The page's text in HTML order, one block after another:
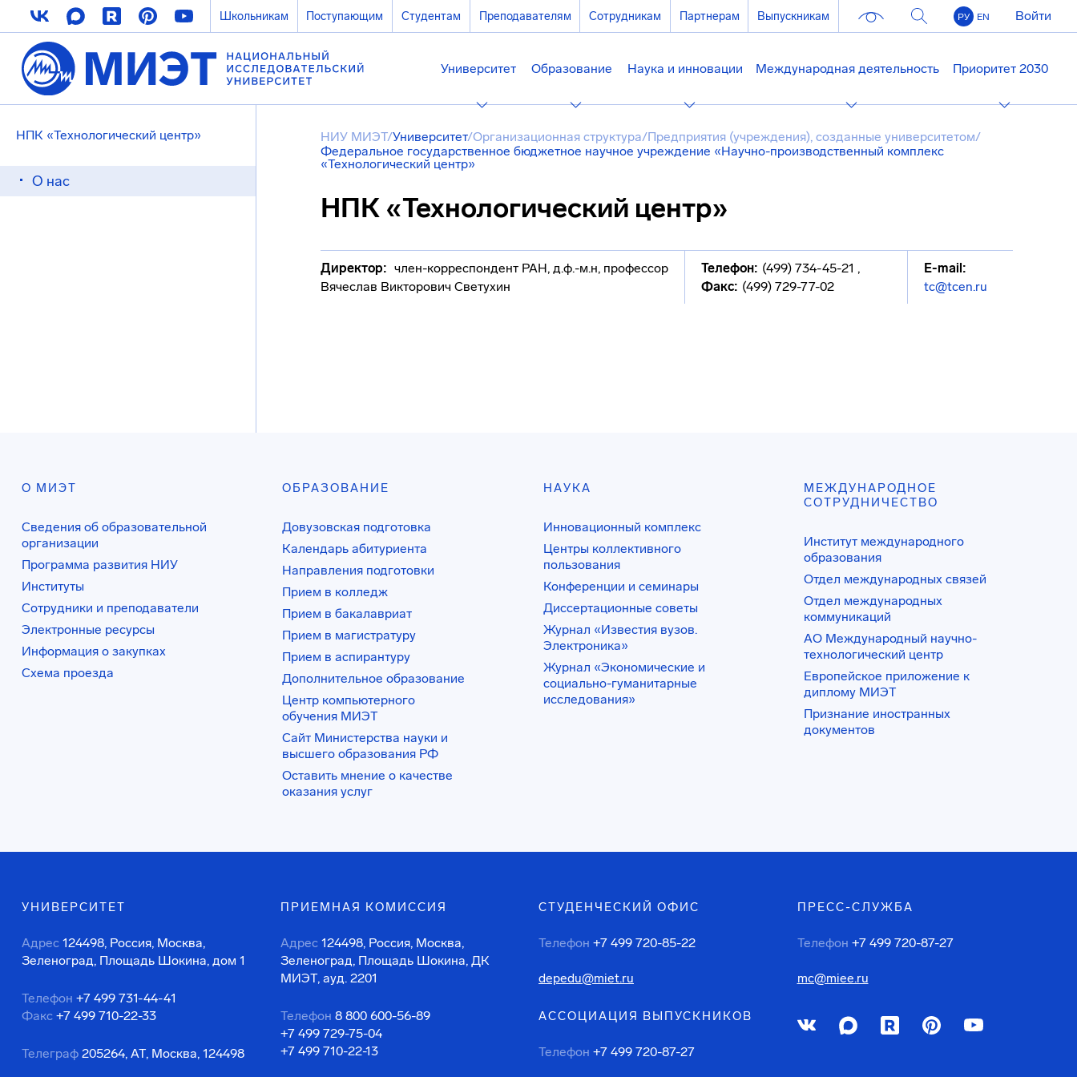
Школьникам Поступающим Студентам Преподавателям Сотрудникам Партнерам Выпускникам РУ EN Войти
Университет Образование Наука и инновации Международная деятельность Приоритет 2030
НПК «Технологический центр»
О нас
НИУ МИЭТ/Университет/Организационная структура/Предприятия (учреждения), созданные университетом/
Федеральное государственное бюджетное научное учреждение «Научно-производственный комплекс
«Технологический центр»
НПК «Технологический центр»
Директор: член-корреспондент РАН, д.ф.-м.н, профессор
Вячеслав Викторович Светухин
Телефон: (499) 734-45-21,
Факс: (499) 729-77-02
E-mail:
tc@tcen.ru
О МИЭТ
Сведения об образовательной
организации
Программа развития НИУ
Институты
Сотрудники и преподаватели
Электронные ресурсы
Информация о закупках
Схема проезда
ОБРАЗОВАНИЕ
Довузовская подготовка
Календарь абитуриента
Направления подготовки
Прием в колледж
Прием в бакалавриат
Прием в магистратуру
Прием в аспирантуру
Дополнительное образование
Центр компьютерного
обучения МИЭТ
Сайт Министерства науки и
высшего образования РФ
Оставить мнение о качестве
оказания услуг
НАУКА
Инновационный комплекс
Центры коллективного
пользования
Конференции и семинары
Диссертационные советы
Журнал «Известия вузов.
Электроника»
Журнал «Экономические и
социально-гуманитарные
исследования»
МЕЖДУНАРОДНОЕ
СОТРУДНИЧЕСТВО
Институт международного
образования
Отдел международных связей
Отдел международных
коммуникаций
АО Международный научно-
технологический центр
Европейское приложение к
диплому МИЭТ
Признание иностранных
документов
УНИВЕРСИТЕТ
Адрес 124498, Россия, Москва,
Зеленоград, Площадь Шокина, дом 1
Телефон +7 499 731-44-41
Факс +7 499 710-22-33
Телеграф 205264, АТ, Москва, 124498
ПРИЕМНАЯ КОМИССИЯ
Адрес 124498, Россия, Москва,
Зеленоград, Площадь Шокина, ДК
МИЭТ, ауд. 2201
Телефон 8 800 600-56-89
+7 499 729-75-04
+7 499 710-22-13
СТУДЕНЧЕСКИЙ ОФИС
Телефон +7 499 720-85-22
depedu@miet.ru
АССОЦИАЦИЯ ВЫПУСКНИКОВ
Телефон +7 499 720-87-27
ПРЕСС-СЛУЖБА
Телефон +7 499 720-87-27
mc@miee.ru